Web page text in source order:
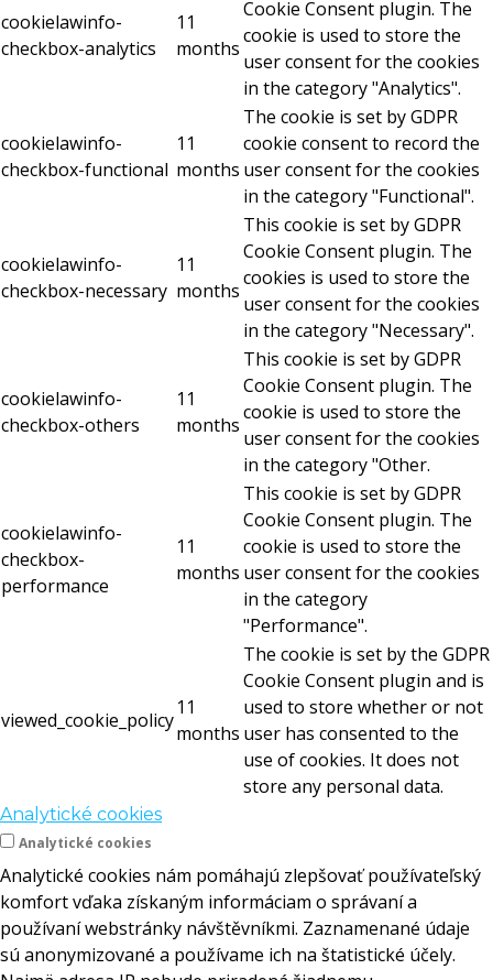
cookielawinfo-
checkbox-analytics
11
months
Cookie Consent plugin. The
cookie is used to store the
user consent for the cookies
in the category "Analytics".
cookielawinfo-
checkbox-functional
11
months
The cookie is set by GDPR
cookie consent to record the
user consent for the cookies
in the category "Functional".
cookielawinfo-
checkbox-necessary
11
months
This cookie is set by GDPR
Cookie Consent plugin. The
cookies is used to store the
user consent for the cookies
in the category "Necessary".
cookielawinfo-
checkbox-others
11
months
This cookie is set by GDPR
Cookie Consent plugin. The
cookie is used to store the
user consent for the cookies
in the category "Other.
cookielawinfo-
checkbox-
performance
11
months
This cookie is set by GDPR
Cookie Consent plugin. The
cookie is used to store the
user consent for the cookies
in the category
"Performance".
viewed_cookie_policy
11
months
The cookie is set by the GDPR
Cookie Consent plugin and is
used to store whether or not
user has consented to the
use of cookies. It does not
store any personal data.
Analytické cookies
Analytické cookies
Analytické cookies nám pomáhajú zlepšovať používateľský
komfort vďaka získaným informáciam o správaní a
používaní webstránky návštěvníkmi. Zaznamenané údaje
sú anonymizované a používame ich na štatistické účely.